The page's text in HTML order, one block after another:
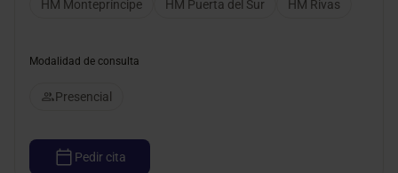
HM Montepríncipe HM Puerta del Sur HM Rivas
Modalidad de consulta
Presencial
Pedir cita